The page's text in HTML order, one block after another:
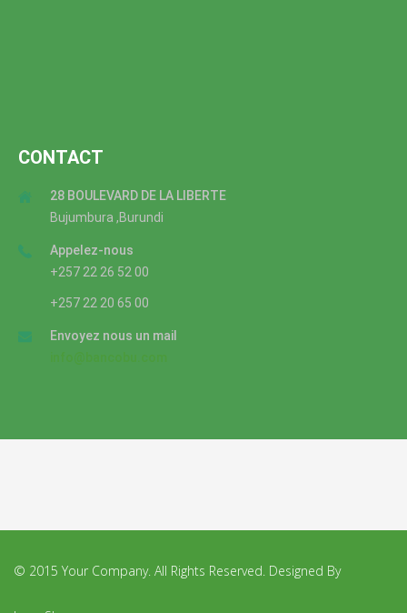
CONTACT
28 BOULEVARD DE LA LIBERTE
Bujumbura ,Burundi
Appelez-nous
+257 22 26 52 00
+257 22 20 65 00
Envoyez nous un mail
© 2015 Your Company. All Rights Reserved. Designed By